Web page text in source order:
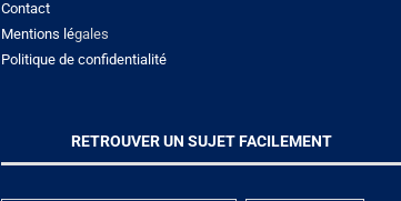
Contact
Mentions légales
Politique de confidentialité
RETROUVER UN SUJET FACILEMENT